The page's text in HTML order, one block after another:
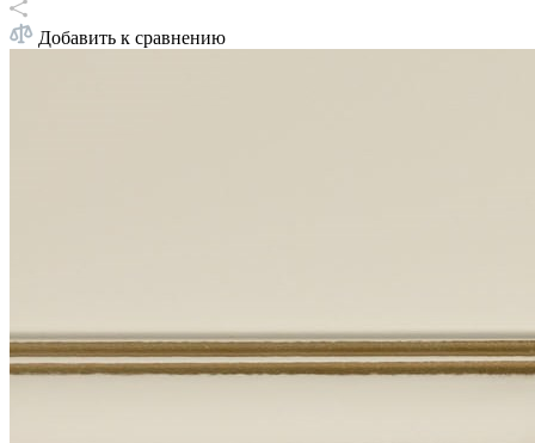
Добавить к сравнению